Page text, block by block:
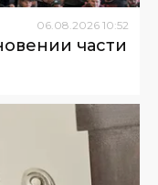
06.08.2026 10:52
части